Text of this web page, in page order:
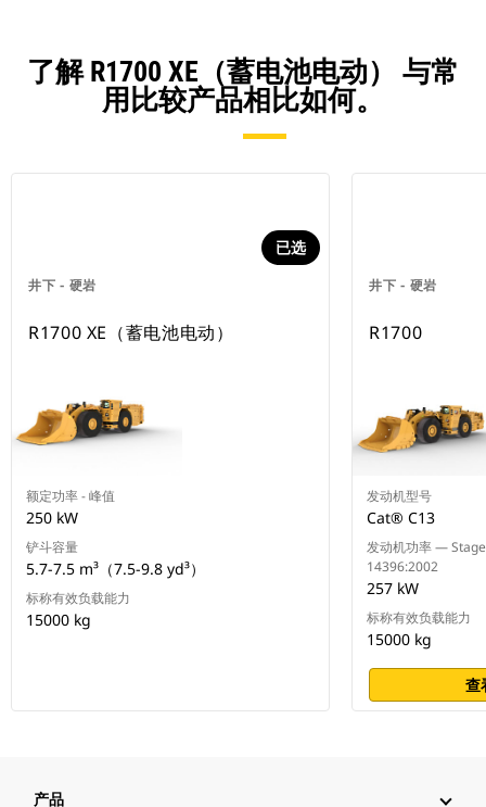
了解 R1700 XE（蓄电池电动） 与常
用比较产品相比如何。
井下 - 硬岩
已选
R1700 XE（蓄电池电动）
额定功率 - 峰值
250 kW
铲斗容量
5.7-7.5 m³（7.5-9.8 yd³）
标称有效负载能力
15000 kg
井下 - 硬岩
R1700
发动机型号
Cat® C13
发动机功率 —
14396:2002
257 kW
标称有效负载能力
15000 kg
查
产品